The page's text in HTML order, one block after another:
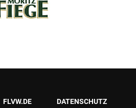
FLVW.DE DATENSCHUTZ